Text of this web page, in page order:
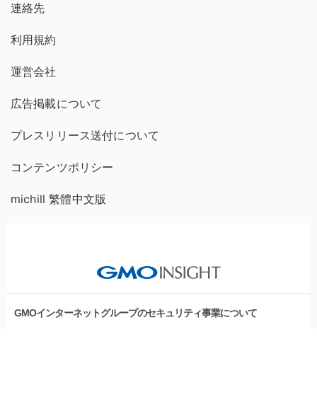
連絡先
利用規約
運営会社
広告掲載について
プレスリリース送付について
コンテンツポリシー
michill 繁體中文版
GMOインターネットグループのセキュリティ事業について